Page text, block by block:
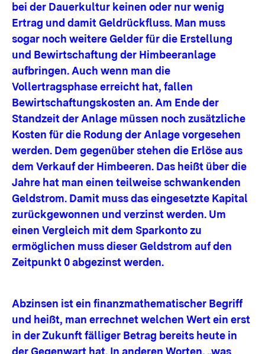
bei der Dauerkultur keinen oder nur wenig
Ertrag und damit Geldrückfluss. Man muss
sogar noch weitere Gelder für die Erstellung
und Bewirtschaftung der Himbeeranlage
aufbringen. Auch wenn man die
Vollertragsphase erreicht hat, fallen
Bewirtschaftungskosten an. Am Ende der
Standzeit der Anlage müssen noch zusätzliche
Kosten für die Rodung der Anlage vorgesehen
werden. Dem gegenüber stehen die Erlöse aus
dem Verkauf der Himbeeren. Das heißt über die
Jahre hat man einen teilweise schwankenden
Geldstrom. Damit muss das eingesetzte Kapital
zurückgewonnen und verzinst werden. Um
einen Vergleich mit dem Sparkonto zu
ermöglichen muss dieser Geldstrom auf den
Zeitpunkt 0 abgezinst werden.
Abzinsen ist ein finanzmathematischer Begriff
und heißt, man errechnet welchen Wert ein erst
in der Zukunft fälliger Betrag bereits heute in
der Gegenwart hat. In anderen Worten, „was